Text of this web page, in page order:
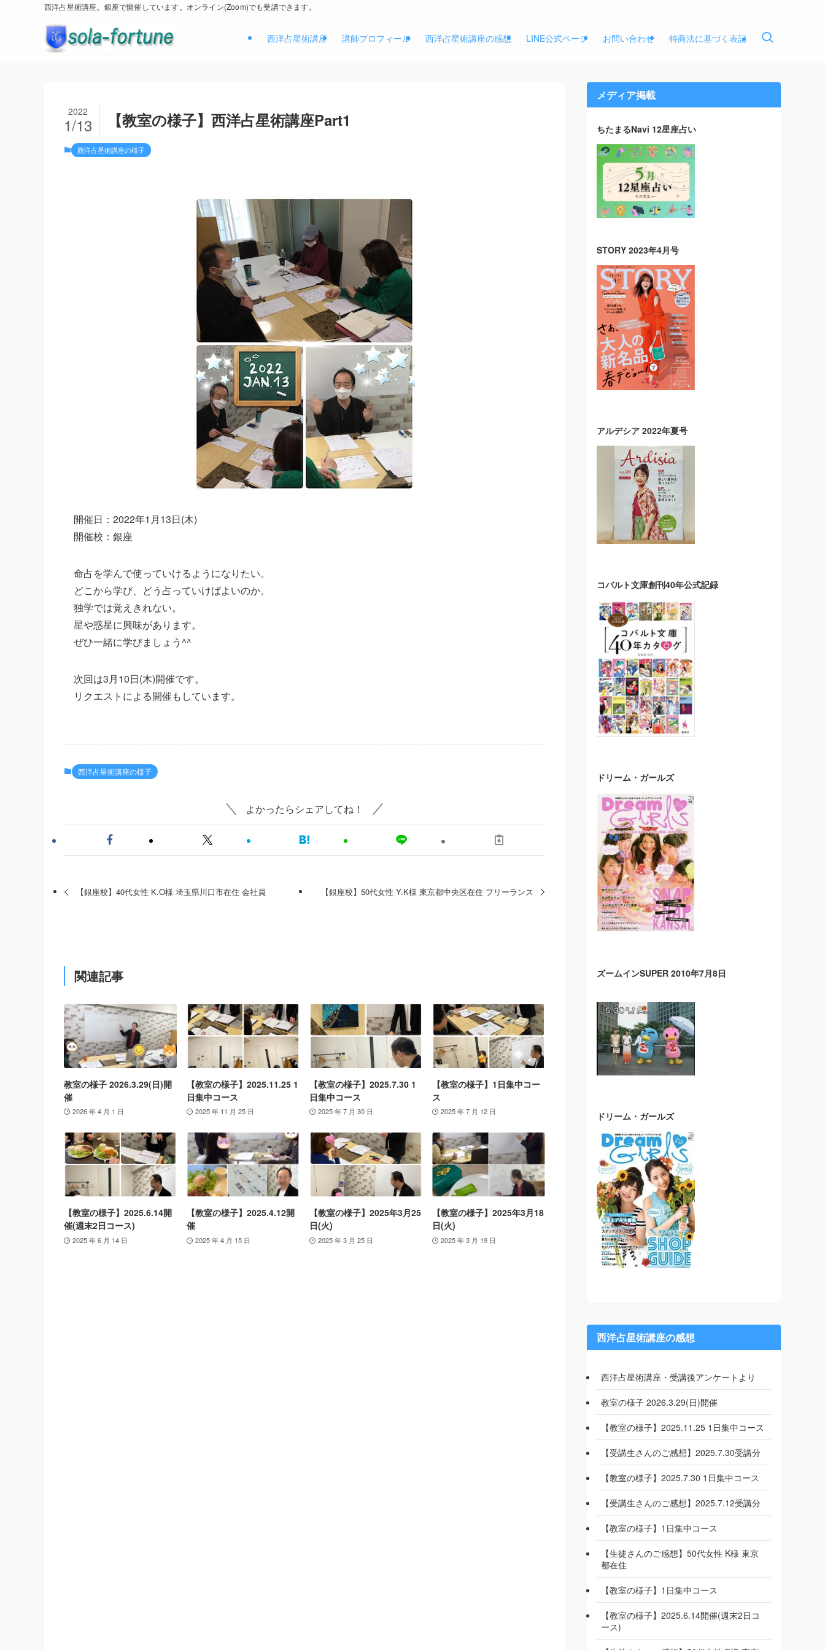
西洋占星術講座。銀座で開催しています。オンライン(Zoom)でも受講できます。
西洋占星術講座 講師プロフィール 西洋占星術講座の感想 LINE公式ページ お問い合わせ 特商法に基づく表記
【教室の様子】西洋占星術講座Part1
2022
1/13
西洋占星術講座の様子
開催日：2022年1月13日(木)
開催校：銀座
命占を学んで使っていけるようになりたい。
どこから学び、どう占っていけばよいのか。
独学では覚えきれない。
星や惑星に興味があります。
ぜひ一緒に学びましょう^^
次回は3月10日(木)開催です。
リクエストによる開催もしています。
西洋占星術講座の様子
よかったらシェアしてね！
【銀座校】40代女性 K.O様 埼玉県川口市在住 会社員 【銀座校】50代女性 Y.K様 東京都中央区在住 フリーランス
関連記事
教室の様子 2026.3.29(日)開
催
2026 年 4 月 1 日
【教室の様子】2025.11.25 1
日集中コース
2025 年 11 月 25 日
【教室の様子】2025.7.30 1
日集中コース
2025 年 7 月 30 日
【教室の様子】1日集中コー
ス
2025 年 7 月 12 日
【教室の様子】2025.6.14開
催(週末2日コース)
2025 年 6 月 14 日
【教室の様子】2025.4.12開
催
2025 年 4 月 15 日
【教室の様子】2025年3月25
日(火)
2025 年 3 月 25 日
【教室の様子】2025年3月18
日(火)
2025 年 3 月 19 日
メディア掲載
ちたまるNavi 12星座占い
STORY 2023年4月号
アルデシア 2022年夏号
コバルト文庫創刊40年公式記録
ドリーム・ガールズ
ズームインSUPER 2010年7月8日
ドリーム・ガールズ
西洋占星術講座の感想
西洋占星術講座・受講後アンケートより
教室の様子 2026.3.29(日)開催
【教室の様子】2025.11.25 1日集中コース
【受講生さんのご感想】2025.7.30受講分
【教室の様子】2025.7.30 1日集中コース
【受講生さんのご感想】2025.7.12受講分
【教室の様子】1日集中コース
【生徒さんのご感想】50代女性 K様 東京
都在住
【教室の様子】1日集中コース
【教室の様子】2025.6.14開催(週末2日コ
ース)